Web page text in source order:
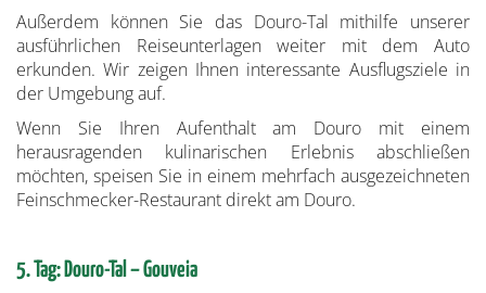
Außerdem können Sie das Douro-Tal mithilfe unserer
ausführlichen Reiseunterlagen weiter mit dem Auto
erkunden. Wir zeigen Ihnen interessante Ausflugsziele in
der Umgebung auf.
Wenn Sie Ihren Aufenthalt am Douro mit einem
herausragenden kulinarischen Erlebnis abschließen
möchten, speisen Sie in einem mehrfach ausgezeichneten
Feinschmecker-Restaurant direkt am Douro.
5. Tag: Douro-Tal – Gouveia